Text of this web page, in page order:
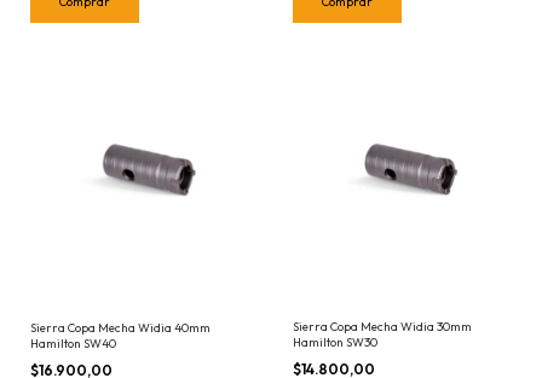
Sierra Copa Mecha Widia 40mm
Hamilton SW40
$16.900,00
Sierra Copa Mecha Widia 30mm
Hamilton SW30
$14.800,00